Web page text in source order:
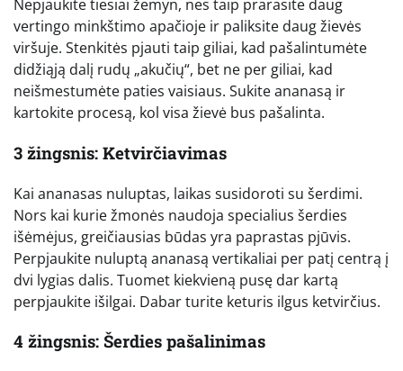
Nepjaukite tiesiai žemyn, nes taip prarasite daug
vertingo minkštimo apačioje ir paliksite daug žievės
viršuje. Stenkitės pjauti taip giliai, kad pašalintumėte
didžiąją dalį rudų „akučių“, bet ne per giliai, kad
neišmestumėte paties vaisiaus. Sukite ananasą ir
kartokite procesą, kol visa žievė bus pašalinta.
3 žingsnis: Ketvirčiavimas
Kai ananasas nuluptas, laikas susidoroti su šerdimi.
Nors kai kurie žmonės naudoja specialius šerdies
išėmėjus, greičiausias būdas yra paprastas pjūvis.
Perpjaukite nuluptą ananasą vertikaliai per patį centrą į
dvi lygias dalis. Tuomet kiekvieną pusę dar kartą
perpjaukite išilgai. Dabar turite keturis ilgus ketvirčius.
4 žingsnis: Šerdies pašalinimas